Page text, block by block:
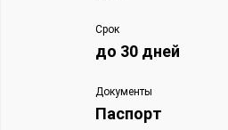
Срок
до 30 дней
Документы
Паспорт